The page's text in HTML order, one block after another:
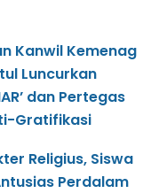
Kanwil Kemenag
Luncurkan
dan Pertegas
Gratifikasi
Religius, Siswa
Perdalam